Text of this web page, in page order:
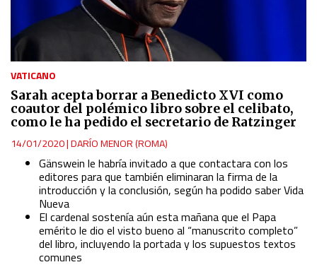
VATICANO
Sarah acepta borrar a Benedicto XVI como
coautor del polémico libro sobre el celibato,
como le ha pedido el secretario de Ratzinger
14/01/2020|DARÍO MENOR (ROMA)
Gänswein le habría invitado a que contactara con los
editores para que también eliminaran la firma de la
introducción y la conclusión, según ha podido saber Vida
Nueva
El cardenal sostenía aún esta mañana que el Papa
emérito le dio el visto bueno al “manuscrito completo”
del libro, incluyendo la portada y los supuestos textos
comunes